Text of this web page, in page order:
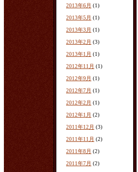
2013年6月 (1)
2013年5月 (1)
2013年3月 (1)
2013年2月 (3)
2013年1月 (1)
2012年11月 (1)
2012年9月 (1)
2012年7月 (1)
2012年2月 (1)
2012年1月 (2)
2011年12月 (3)
2011年11月 (2)
2011年8月 (2)
2011年7月 (2)